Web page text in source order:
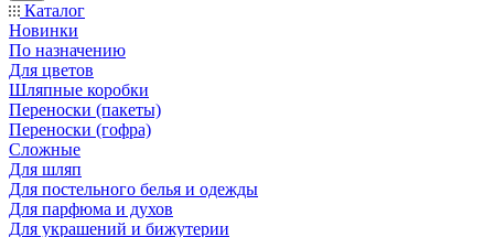
Каталог
Новинки
По назначению
Для цветов
Шляпные коробки
Переноски (пакеты)
Переноски (гофра)
Сложные
Для шляп
Для постельного белья и одежды
Для парфюма и духов
Для украшений и бижутерии